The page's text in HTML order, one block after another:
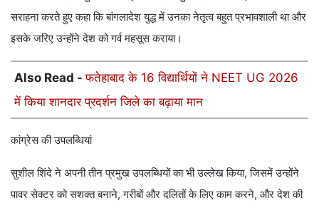
सराहना करते हुए कहा कि बांगलादेश युद्ध में उनका नेतृत्व बहुत प्रभावशाली था और
इसके जरिए उन्होंने देश को गर्व महसूस कराया।
Also Read -फतेहाबाद के 16 विद्यार्थियों ने NEET UG 2026
में किया शानदार प्रदर्शन जिले का बढ़ाया मान
कांग्रेस की उपलब्धियां
सुशील शिंदे ने अपनी तीन प्रमुख उपलब्धियों का भी उल्लेख किया, जिसमें उन्होंने
पावर सेक्टर को सशक्त बनाने, गरीबों और दलितों के लिए काम करने, और देश की